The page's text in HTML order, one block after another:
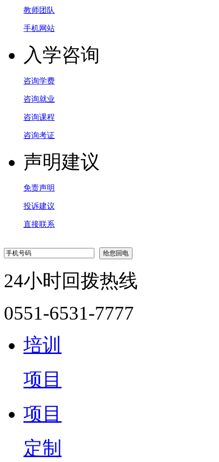
教师团队
手机网站
入学咨询
咨询学费
咨询就业
咨询课程
咨询考证
声明建议
免责声明
投诉建议
直接联系
24小时回拨热线
0551-6531-7777
培训
项目
项目
定制